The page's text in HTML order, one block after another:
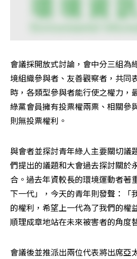
會議採開放式討論，會中分三組為
境組織參與者、友善觀察者，共同
時，各類型參與者能行使之權力，
綠黨會員擁有投票權兩票、相關參
則無投票權利。
與會者並探討青年綠人主要關切議
們提出的議題和大會過去探討關於
合。過去年資較長的環境運動者著
下一代」，今天的青年則發聲：「
的權利，希望上一代為了我們的權
順理成章地站在未來被害者的角度
會議後並推派出兩位代表將出席亞